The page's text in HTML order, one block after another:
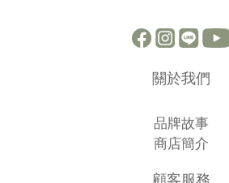
關於我們
品牌故事
商店簡介